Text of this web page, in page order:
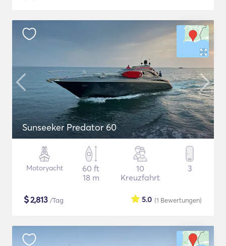
Sunseeker Predator 60
Motoryacht
60 ft
18 m
10
Kreuzfahrt
3
$2,813 /Tag (1 Bewertungen)
5.0